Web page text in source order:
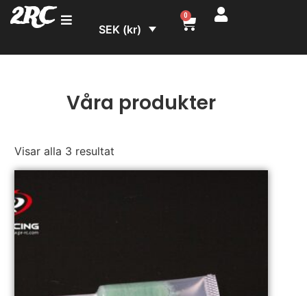
2RC SEK (kr)
0
Våra produkter
Visar alla 3 resultat